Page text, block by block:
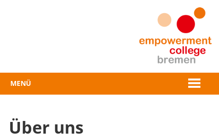
MENÜ
Über uns